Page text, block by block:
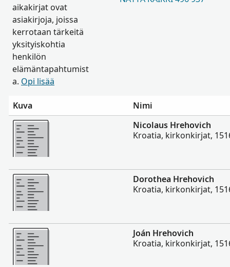
aikakirjat ovat
asiakirjoja, joissa
kerrotaan tärkeitä
yksityiskohtia
henkilön
elämäntapahtumist
a. Opi lisää
Kuva
Nimi
Enemmän
Nicolaus Hrehovich
Kroatia, kirkonkirjat,
Enemmän
Dorothea Hrehovich
Kroatia, kirkonkirjat,
Enemmän
Joán Hrehovich
Kroatia, kirkonkirjat,